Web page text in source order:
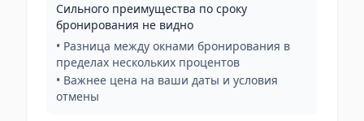
Сильного преимущества по сроку
бронирования не видно
• Разница между окнами бронирования в
пределах нескольких процентов
• Важнее цена на ваши даты и условия
отмены